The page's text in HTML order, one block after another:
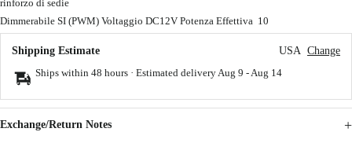
rinforzo di sedie
Dimmerabile SI (PWM) Voltaggio DC12V Potenza Effettiva 10
Shipping Estimate USA Change
Ships within 48 hours · Estimated delivery Aug 9 - Aug 14
Exchange/Return Notes